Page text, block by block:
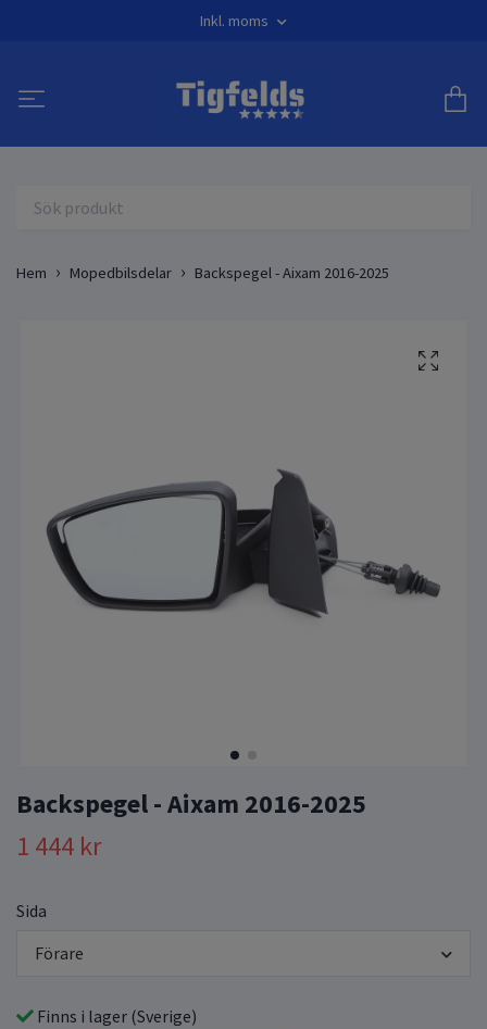
Inkl. moms
Hem Mopedbilsdelar Backspegel - Aixam 2016-2025
Backspegel - Aixam 2016-2025
1 444 kr
Sida
Förare
Finns i lager (Sverige)